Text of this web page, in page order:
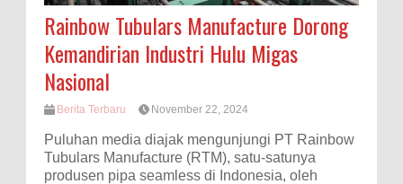
Rainbow Tubulars Manufacture Dorong
Kemandirian Industri Hulu Migas
Nasional
Berita Terbaru November 22, 2024
Puluhan media diajak mengunjungi PT Rainbow
Tubulars Manufacture (RTM), satu-satunya
produsen pipa seamless di Indonesia, oleh